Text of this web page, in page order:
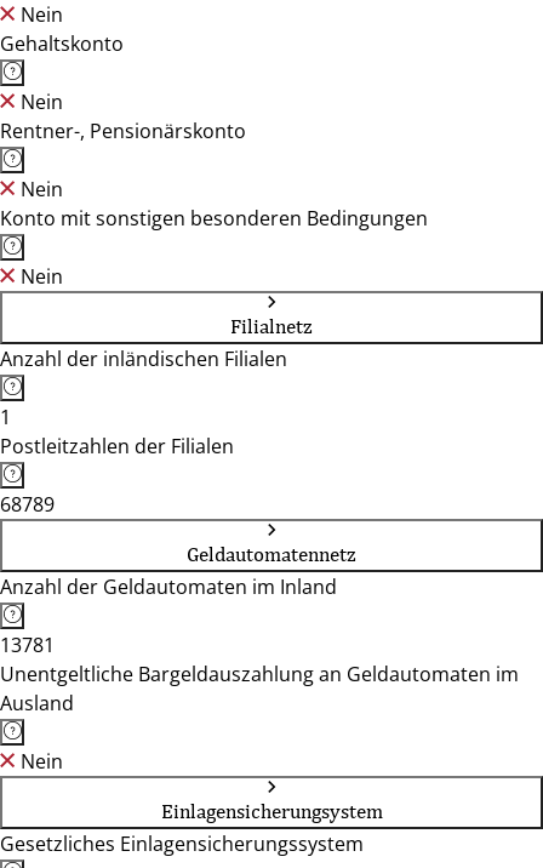
Nein
Gehaltskonto
Nein
Rentner-, Pensionärskonto
Nein
Konto mit sonstigen besonderen Bedingungen
Nein
Filialnetz
Anzahl der inländischen Filialen
1
Postleitzahlen der Filialen
68789
Geldautomatennetz
Anzahl der Geldautomaten im Inland
13781
Unentgeltliche Bargeldauszahlung an Geldautomaten im
Ausland
Nein
Einlagensicherungsystem
Gesetzliches Einlagensicherungssystem